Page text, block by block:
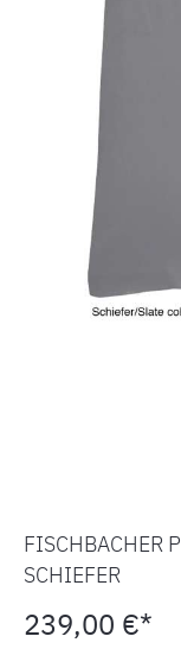
FISCHBACHER
SCHIEFER
239,00 €*